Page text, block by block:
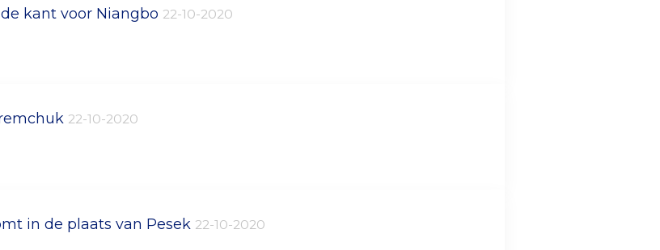
kant voor Niangbo 22-10-2020
22-10-2020
in de plaats van Pesek 22-10-2020